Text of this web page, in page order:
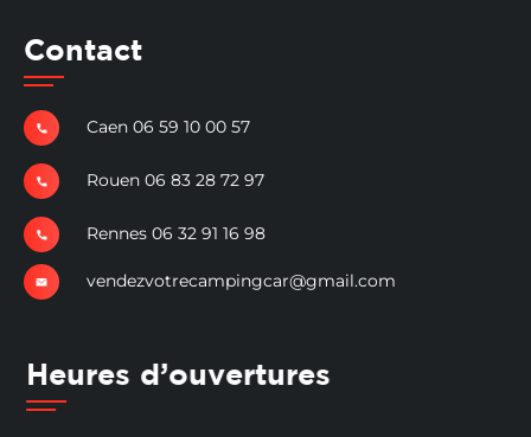
Contact
Caen 06 59 10 00 57
Rouen 06 83 28 72 97
Rennes 06 32 91 16 98
vendezvotrecampingcar@gmail.com
Heures d’ouvertures